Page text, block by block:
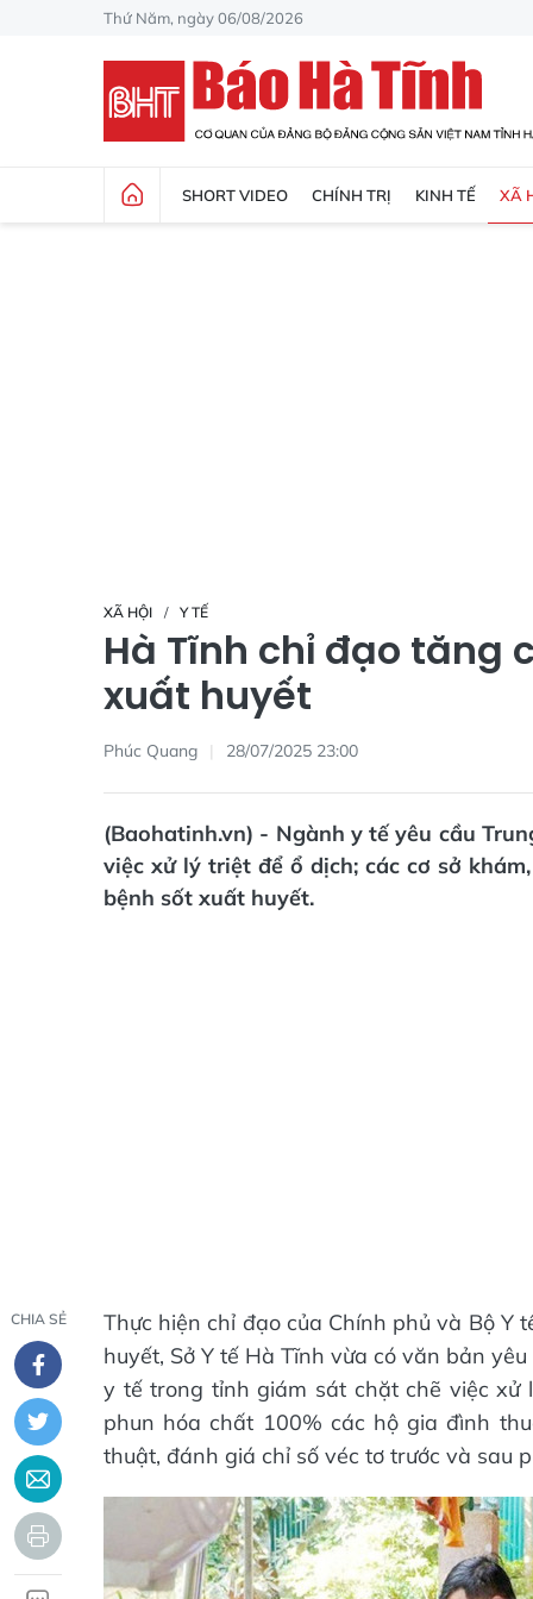
Thứ Năm, ngày 06/08/2026
SHORT VIDEO CHÍNH TRỊ KINH TẾ XÃ
XÃ HỘI Y TẾ
Hà Tĩnh chỉ đạo tăng
xuất huyết
Phúc Quang 28/07/2025 23:00
(Baohatinh.vn) - Ngành y tế yêu cầu
việc xử lý triệt để ổ dịch; các cơ sở
bệnh sốt xuất huyết.
CHIA SẺ
Thực hiện chỉ đạo của Chính phủ và Bộ Y
huyết, Sở Y tế Hà Tĩnh vừa có văn bản
y tế trong tỉnh giám sát chặt chẽ việc
phun hóa chất 100% các hộ gia đình
thuật, đánh giá chỉ số véc tơ trước và sau